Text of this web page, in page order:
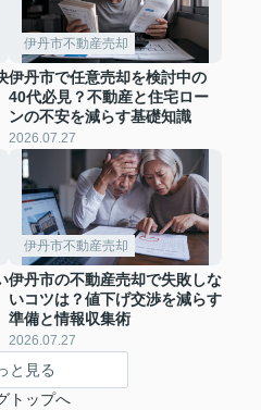
伊丹市不動産売却
伊丹市で任意売却を検討中の
40代必見？不動産と住宅ロー
ンの不安を減らす基礎知識
2026.07.27
伊丹市不動産売却
伊丹市の不動産売却で失敗しな
いコツは？値下げ交渉を減らす
準備と情報収集術
2026.07.27
と見る
トップへ